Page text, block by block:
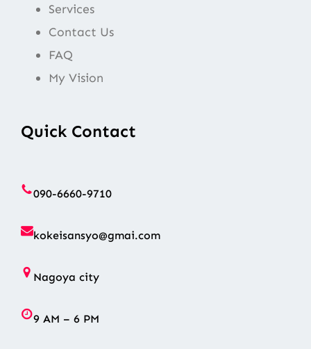
Services
Contact Us
FAQ
My Vision
Quick Contact
090-6660-9710
kokeisansyo@gmai.com
Nagoya city
9 AM – 6 PM